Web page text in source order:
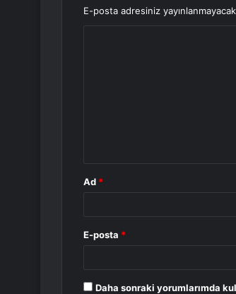
E-posta adresiniz
Ad *
E-posta *
Daha sonraki yorumlarımda